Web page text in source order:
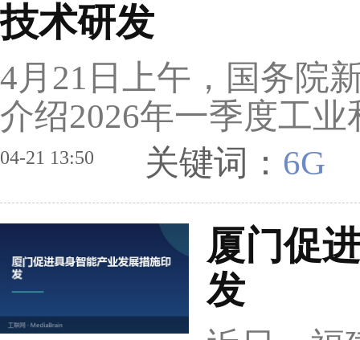
技术研发
4月21日上午，国务院
介绍2026年一季度工
04-21 13:50 关键词： 6G
厦门促
发